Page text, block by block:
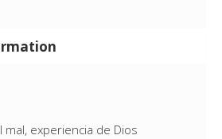
mal, experiencia de Dios